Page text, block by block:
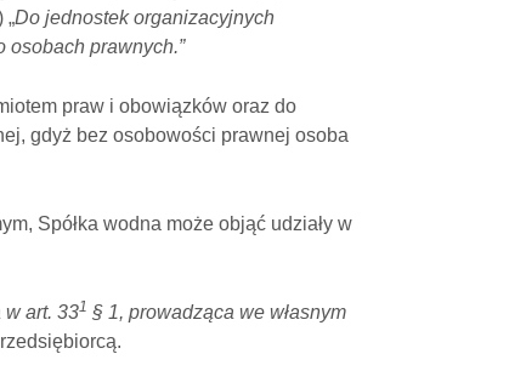
„Do jednostek organizacyjnych
prawnych.”
praw i obowiązków oraz do
gdyż bez osobowości prawnej osoba
Spółka wodna może objąć udziały w
art. 331 § 1, prowadząca we własnym